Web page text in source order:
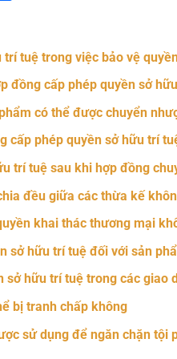
tuệ trong việc bảo vệ
đồng cấp phép quyền sở
có thể được chuyển
cấp phép quyền sở hữu trí
trí tuệ sau khi hợp đồng
đều giữa các thừa kế
khai thác thương mại
sở hữu trí tuệ đối với sản
sở hữu trí tuệ trong các giao
bị tranh chấp không
sử dụng để ngăn chặn